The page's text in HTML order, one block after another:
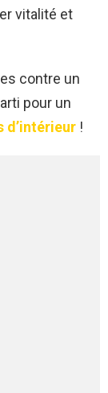
vitalité et
contre un
pour un
d’intérieur !